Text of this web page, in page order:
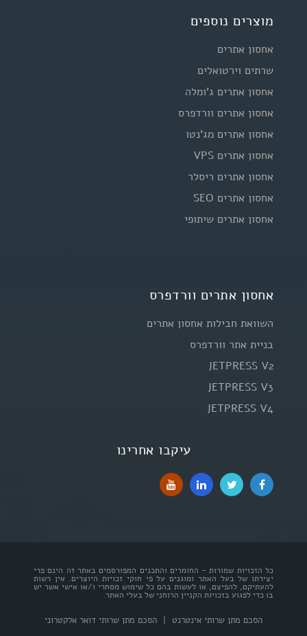
מוצרים נוספים
אחסון אתרים
שרתים וירטואלים
אחסון אתרים ג'ומלה
אחסון אתרים וורדפרס
אחסון אתרים מג'נטו
אחסון אתרים VPS
אחסון אתרים ריסלר
אחסון אתרים SEO
אחסון אתרים שיתופי
אחסון אתרים וורדפרס
השוואת חבילות אחסון אתרים
בניית אתר וורדפרס
JETPRESS V2
JETPRESS V3
JETPRESS V4
עיקבו אחרינו
כל הזכויות שמורות - החומרים והתכנים המפורסמים באתר זה הינם פרי
יצירתו של בעל האתר ומוגנים על פי חוקי זכויות היוצרים. אין רשות
להעתיקם, להפיצם, או לעשות בהם כל שימוש מסחרי ו/או אישי אשר יש
בו כדי לפגוע בזכויות הקניין הרוחני של בעלי האתר.
הסכם מתן שרותי אינטרנט | הסכם מתן שרותי דואר אלקטרוני